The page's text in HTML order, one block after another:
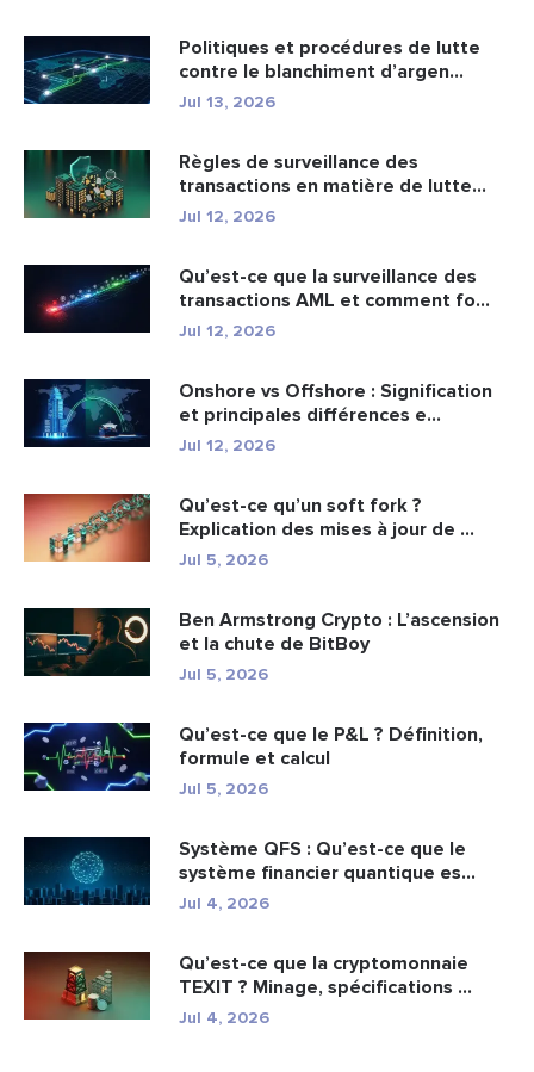
Politiques et procédures de lutte
contre le blanchiment d’argen...
Jul 13, 2026
Règles de surveillance des
transactions en matière de lutte
cont...
Jul 12, 2026
Qu’est-ce que la surveillance des
transactions AML et comment fo...
Jul 12, 2026
Onshore vs Offshore : Signification
et principales différences e...
Jul 12, 2026
Qu’est-ce qu’un soft fork ?
Explication des mises à jour de ...
Jul 5, 2026
Ben Armstrong Crypto : L’ascension
et la chute de BitBoy
Jul 5, 2026
Qu’est-ce que le P&L ? Définition,
formule et calcul
Jul 5, 2026
Système QFS : Qu’est-ce que le
système financier quantique es...
Jul 4, 2026
Qu’est-ce que la cryptomonnaie
TEXIT ? Minage, spécifications ...
Jul 4, 2026